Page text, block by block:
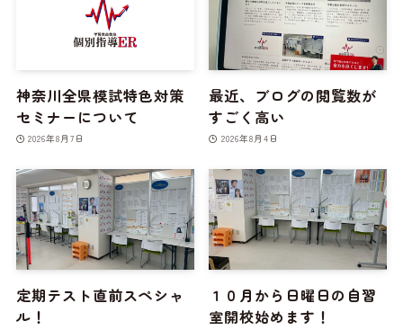
神奈川全県模試特色対策
セミナーについて
2026年8月7日
最近、ブログの閲覧数が
すごく高い
2026年8月4日
定期テスト直前スペシャ
ル！
１０月から日曜日の自習
室開校始めます！